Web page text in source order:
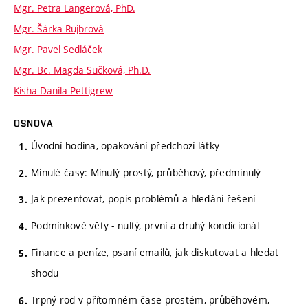
Mgr. Petra Langerová, PhD.
Mgr. Šárka Rujbrová
Mgr. Pavel Sedláček
Mgr. Bc. Magda Sučková, Ph.D.
Kisha Danila Pettigrew
OSNOVA
Úvodní hodina, opakování předchozí látky
Minulé časy: Minulý prostý, průběhový, předminulý
Jak prezentovat, popis problémů a hledání řešení
Podmínkové věty - nultý, první a druhý kondicionál
Finance a peníze, psaní emailů, jak diskutovat a hledat
shodu
Trpný rod v přítomném čase prostém, průběhovém,